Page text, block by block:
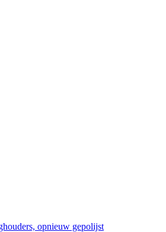
opnieuw gepolijst